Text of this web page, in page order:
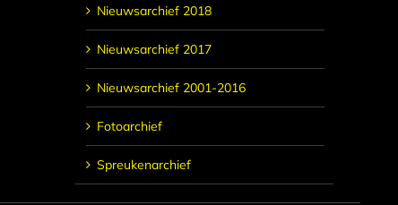
Nieuwsarchief 2018
Nieuwsarchief 2017
Nieuwsarchief 2001-2016
Fotoarchief
Spreukenarchief